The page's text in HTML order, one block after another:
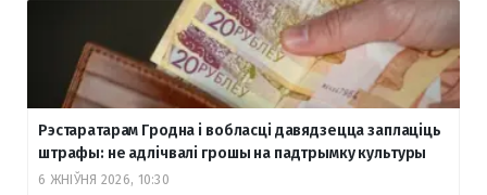
Рэстаратарам Гродна і вобласці давядзецца заплаціць
штрафы: не адлічвалі грошы на падтрымку культуры
6 ЖНІЎНЯ 2026, 10:30